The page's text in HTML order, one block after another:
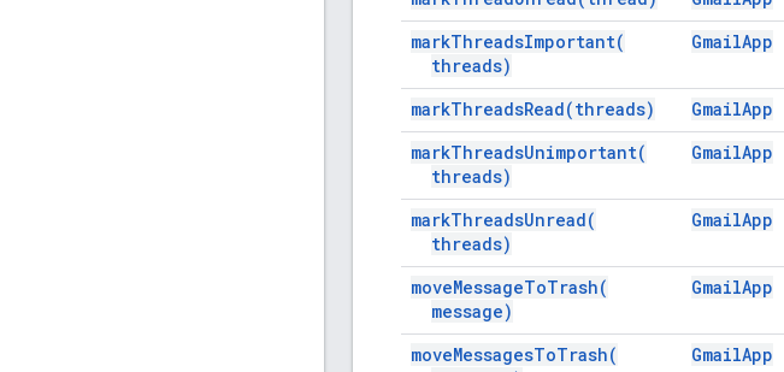
markThreadsImportant(
threads)
GmailApp
markThreadsRead(threads) GmailApp
markThreadsUnimportant(
threads)
GmailApp
markThreadsUnread(
threads)
GmailApp
moveMessageToTrash(
message)
GmailApp
moveMessagesToTrash(
GmailApp